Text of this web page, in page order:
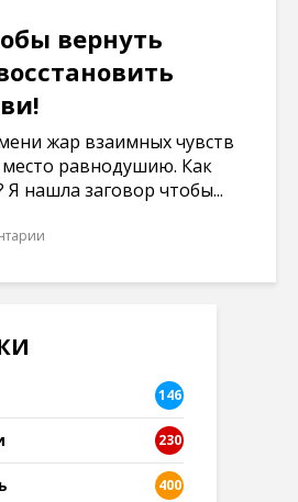
вернуть
жар взаимных чувств
место равнодушию. Как
Я нашла заговор чтобы...
146
230
400